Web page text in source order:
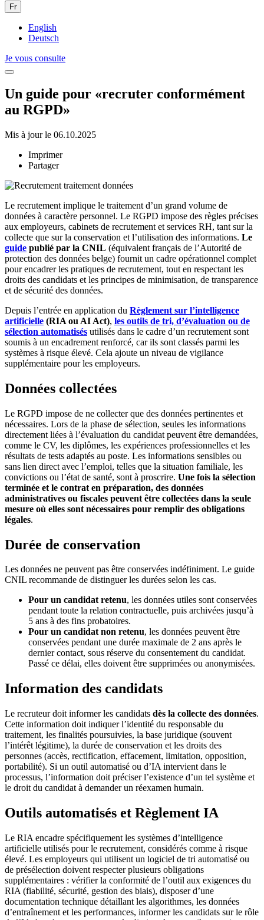
Fr
English
Deutsch
Je vous consulte
Un guide pour «recruter conformément
au RGPD»
Mis à jour le 06.10.2025
Imprimer
Partager
Le recrutement implique le traitement d’un grand volume de
données à caractère personnel. Le RGPD impose des règles précises
aux employeurs, cabinets de recrutement et services RH, tant sur la
collecte que sur la conservation et l’utilisation des informations. Le
guide publié par la CNIL (équivalent français de l’Autorité de
protection des données belge) fournit un cadre opérationnel complet
pour encadrer les pratiques de recrutement, tout en respectant les
droits des candidats et les principes de minimisation, de transparence
et de sécurité des données.
Depuis l’entrée en application du Règlement sur l’intelligence
artificielle (RIA ou AI Act), les outils de tri, d’évaluation ou de
sélection automatisés utilisés dans le cadre d’un recrutement sont
soumis à un encadrement renforcé, car ils sont classés parmi les
systèmes à risque élevé. Cela ajoute un niveau de vigilance
supplémentaire pour les employeurs.
Données collectées
Le RGPD impose de ne collecter que des données pertinentes et
nécessaires. Lors de la phase de sélection, seules les informations
directement liées à l’évaluation du candidat peuvent être demandées,
comme le CV, les diplômes, les expériences professionnelles et les
résultats de tests adaptés au poste. Les informations sensibles ou
sans lien direct avec l’emploi, telles que la situation familiale, les
convictions ou l’état de santé, sont à proscrire. Une fois la sélection
terminée et le contrat en préparation, des données
administratives ou fiscales peuvent être collectées dans la seule
mesure où elles sont nécessaires pour remplir des obligations
légales.
Durée de conservation
Les données ne peuvent pas être conservées indéfiniment. Le guide
CNIL recommande de distinguer les durées selon les cas.
Pour un candidat retenu, les données utiles sont conservées
pendant toute la relation contractuelle, puis archivées jusqu’à
5 ans à des fins probatoires.
Pour un candidat non retenu, les données peuvent être
conservées pendant une durée maximale de 2 ans après le
dernier contact, sous réserve du consentement du candidat.
Passé ce délai, elles doivent être supprimées ou anonymisées.
Information des candidats
Le recruteur doit informer les candidats dès la collecte des données.
Cette information doit indiquer l’identité du responsable du
traitement, les finalités poursuivies, la base juridique (souvent
l’intérêt légitime), la durée de conservation et les droits des
personnes (accès, rectification, effacement, limitation, opposition,
portabilité). Si un outil automatisé ou d’IA intervient dans le
processus, l’information doit préciser l’existence d’un tel système et
le droit du candidat à demander un réexamen humain.
Outils automatisés et Règlement IA
Le RIA encadre spécifiquement les systèmes d’intelligence
artificielle utilisés pour le recrutement, considérés comme à risque
élevé. Les employeurs qui utilisent un logiciel de tri automatisé ou
de présélection doivent respecter plusieurs obligations
supplémentaires : vérifier la conformité de l’outil aux exigences du
RIA (fiabilité, sécurité, gestion des biais), disposer d’une
documentation technique détaillant les algorithmes, les données
d’entraînement et les performances, informer les candidats sur le rôle